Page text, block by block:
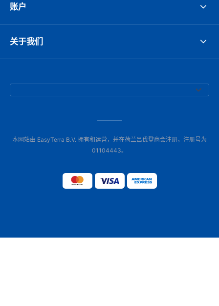
账户
关于我们
本网站由 EasyTerra B.V. 拥有和运营，并在荷兰吕伐登商会注册，注册号为
01104443。